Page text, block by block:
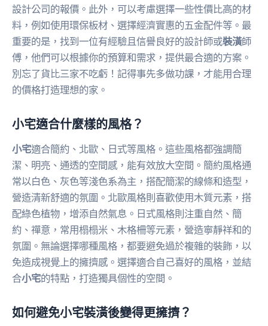
設計公司的報價。此外，可以考慮選擇一些性價比高的材
料，例如使用環保板材、選擇經濟實惠的五金配件等。最
重要的是，找到一位有經驗且信譽良好的設計師或裝潢師
傅，他們可以根據你的預算和需求，提供最合適的方案。
別忘了貨比三家不吃虧！記得事先多做功課，才能用合理
的價格打造理想的家。
小宅適合什麼樣的風格？
小宅適合簡約、北歐、日式等風格。這些風格都強調簡
潔、明亮、通透的空間感，能有效放大空間。簡約風格通
常以白色、灰色等淺色系為主，搭配簡潔的線條和造型，
營造清新舒適的氛圍。北歐風格則喜歡使用木質元素，搭
配綠色植物，增添自然氣息。日式風格則注重自然、簡
約、禪意，常用榻榻米、木格柵等元素，營造寧靜祥和的
氛圍。無論選擇哪種風格，都要避免過於複雜的裝飾，以
免造成視覺上的擁擠感。選擇適合自己喜好的風格，並結
合小宅的特點，打造獨具個性的空間。
如何避免小宅裝潢後變得更擁擠？